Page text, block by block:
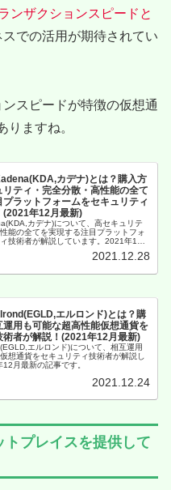
ンザクションスピードと
での活用が期待されてい
スピードが特徴の仮想通
りますね。
カデナ)とは？購入方
ティ・完全分散・高性能の全て
プラットフォームをセキュリティ
(2021年12月最新)
カデナ)について、高セキュリテ
能の全てを実現する注目プラットフォ
技術者が解説しています。2021年12
2021.12.28
エルロンド)とは？購
運用も可能な超高性能仮想通貨を
術者が解説！(2021年12月最新)
エルロンド)について、相互運用
想通貨をセキュリティ技術者が解説し
月最新の記事です。
2021.12.24
プレイスを提供して